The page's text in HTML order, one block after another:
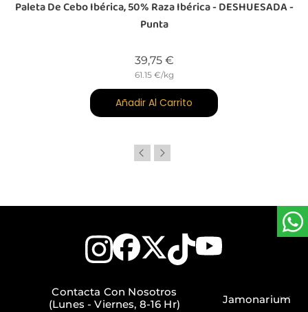
Paleta De Cebo Ibérica, 50% Raza Ibérica - DESHUESADA -
Punta
39,75 €Precio
61.15 €/kg
Añadir Al Carrito
Contacta Con Nosotros
(Lunes - Viernes, 8-16 Hr)
Jamonarium